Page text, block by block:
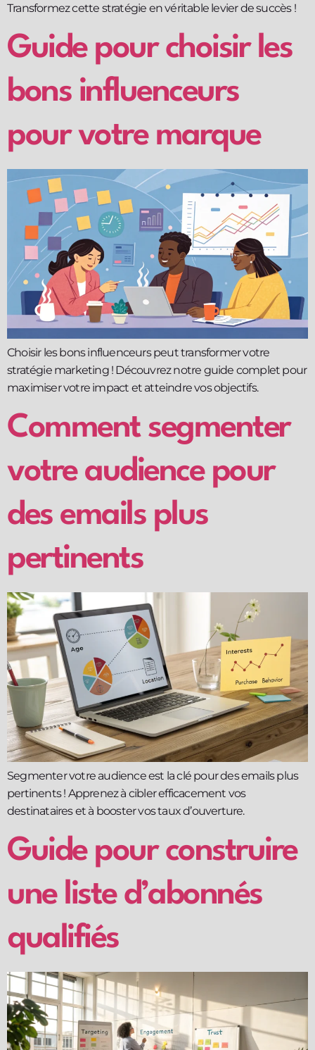
Transformez cette stratégie en véritable levier de succès !
Guide pour choisir les
bons influenceurs
pour votre marque
Choisir les bons influenceurs peut transformer votre
stratégie marketing ! Découvrez notre guide complet pour
maximiser votre impact et atteindre vos objectifs.
Comment segmenter
votre audience pour
des emails plus
pertinents
Segmenter votre audience est la clé pour des emails plus
pertinents ! Apprenez à cibler efficacement vos
destinataires et à booster vos taux d’ouverture.
Guide pour construire
une liste d’abonnés
qualifiés